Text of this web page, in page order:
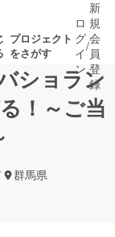
プロジェクト
をさがす
いプ
ロ
グ
イ
ン
/
新
規
会
員
登
録
ショラン
！～ご当
群馬県